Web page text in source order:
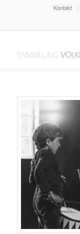
Kontakt